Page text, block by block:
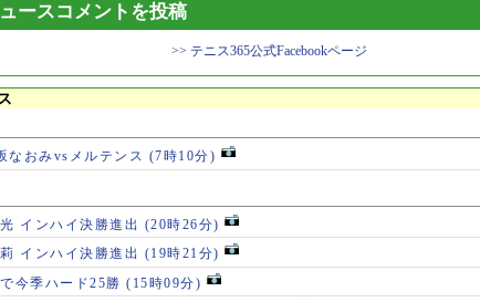
ースコメントを投稿
>> テニス365公式Facebookページ
なおみvsメルテンス (7時10分)
インハイ決勝進出 (20時26分)
インハイ決勝進出 (19時21分)
今季ハード25勝 (15時09分)